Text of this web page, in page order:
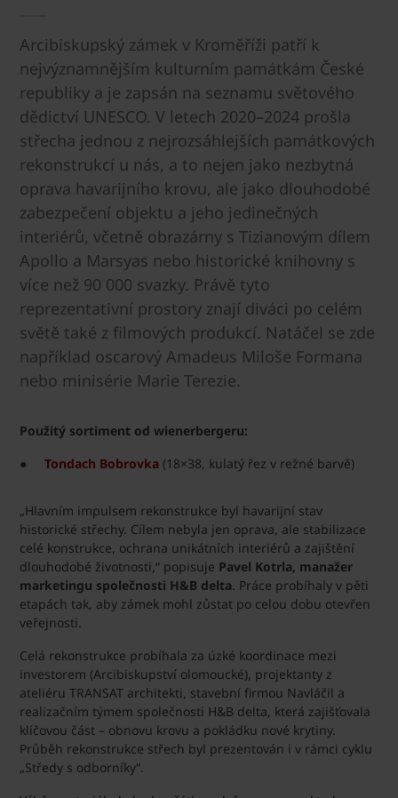
Arcibiskupský zámek v Kroměříži patří k
nejvýznamnějším kulturním památkám České
republiky a je zapsán na seznamu světového
dědictví UNESCO. V letech 2020–2024 prošla
střecha jednou z nejrozsáhlejších památkových
rekonstrukcí u nás, a to nejen jako nezbytná
oprava havarijního krovu, ale jako dlouhodobé
zabezpečení objektu a jeho jedinečných
interiérů, včetně obrazárny s Tizianovým dílem
Apollo a Marsyas nebo historické knihovny s
více než 90 000 svazky. Právě tyto
reprezentativní prostory znají diváci po celém
světě také z filmových produkcí. Natáčel se zde
například oscarový Amadeus Miloše Formana
nebo minisérie Marie Terezie.
Použitý sortiment od wienerbergeru:
● Tondach Bobrovka (18×38, kulatý řez v režné barvě)
„Hlavním impulsem rekonstrukce byl havarijní stav
historické střechy. Cílem nebyla jen oprava, ale stabilizace
celé konstrukce, ochrana unikátních interiérů a zajištění
dlouhodobé životnosti,“ popisuje Pavel Kotrla, manažer
marketingu společnosti H&B delta. Práce probíhaly v pěti
etapách tak, aby zámek mohl zůstat po celou dobu otevřen
veřejnosti.
Celá rekonstrukce probíhala za úzké koordinace mezi
investorem (Arcibiskupství olomoucké), projektanty z
ateliéru TRANSAT architekti, stavební firmou Navláčil a
realizačním týmem společnosti H&B delta, která zajišťovala
klíčovou část – obnovu krovu a pokládku nové krytiny.
Průběh rekonstrukce střech byl prezentován i v rámci cyklu
„Středy s odborníky“.